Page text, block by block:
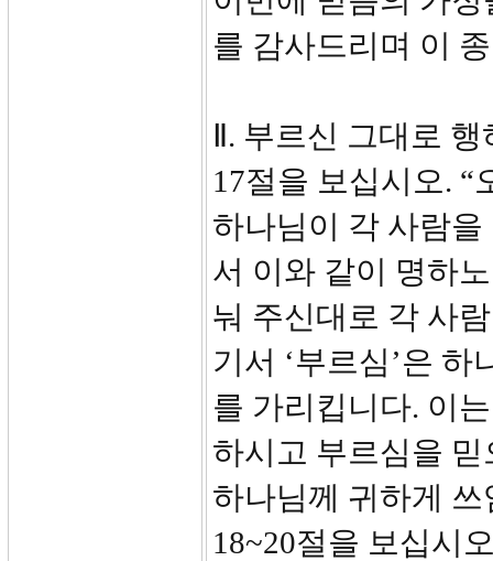
를 감사드리며 이
Ⅱ. 부르신 그대로 행
17절을 보십시오. “
하나님이 각 사람
서 이와 같이 명하
눠 주신대로 각 사
기서 ‘부르심’은
를 가리킵니다. 이
하시고 부르심을
하나님께 귀하게
18~20절을 보십시